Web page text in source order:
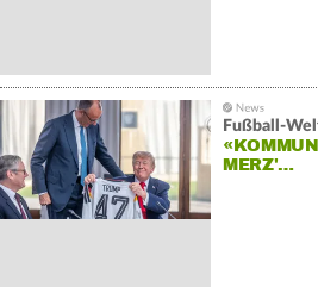
Fußball-
MERZ'…